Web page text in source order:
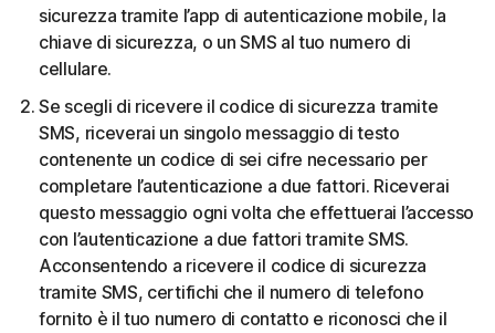
sicurezza tramite l’app di autenticazione mobile, la
chiave di sicurezza, o un SMS al tuo numero di
cellulare.
Se scegli di ricevere il codice di sicurezza tramite
SMS, riceverai un singolo messaggio di testo
contenente un codice di sei cifre necessario per
completare l’autenticazione a due fattori. Riceverai
questo messaggio ogni volta che effettuerai l’accesso
con l’autenticazione a due fattori tramite SMS.
Acconsentendo a ricevere il codice di sicurezza
tramite SMS, certifichi che il numero di telefono
fornito è il tuo numero di contatto e riconosci che il